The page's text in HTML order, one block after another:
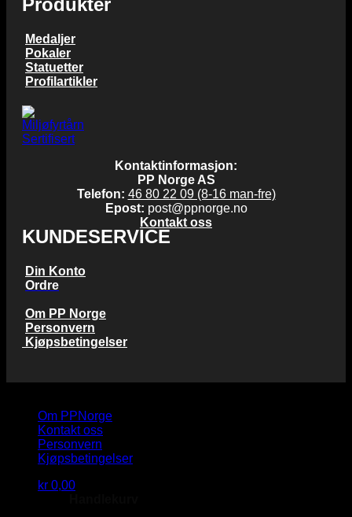
Medaljer
Pokaler
Statuetter
Profilartikler
Kontaktinformasjon:
PP Norge AS
Telefon: 46 80 22 09 (8-16 man-fre)
Epost: post@ppnorge.no
Kontakt oss
KUNDESERVICE
Din Konto
Ordre
Om PP Norge
Personvern
Kjøpsbetingelser
Om PPNorge
Kontakt oss
Personvern
Kjøpsbetingelser
kr 0,00